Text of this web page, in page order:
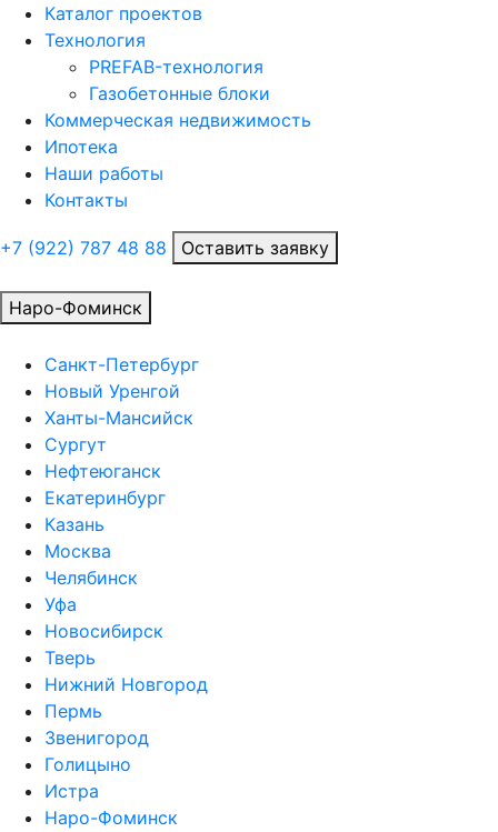
Каталог проектов
Технология
PREFAB-технология
Газобетонные блоки
Коммерческая недвижимость
Ипотека
Наши работы
Контакты
+7 (922) 787 48 88 Оставить заявку
Наро-Фоминск
Санкт-Петербург
Новый Уренгой
Ханты-Мансийск
Сургут
Нефтеюганск
Екатеринбург
Казань
Москва
Челябинск
Уфа
Новосибирск
Тверь
Нижний Новгород
Пермь
Звенигород
Голицыно
Истра
Наро-Фоминск